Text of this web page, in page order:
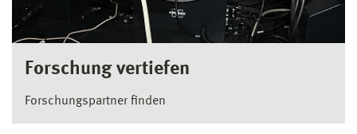
Forschung vertiefen
Forschungspartner finden